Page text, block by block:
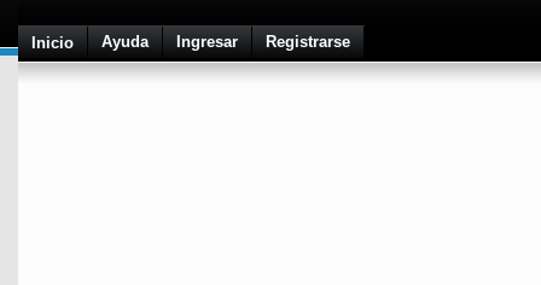
Inicio Ayuda Ingresar Registrarse